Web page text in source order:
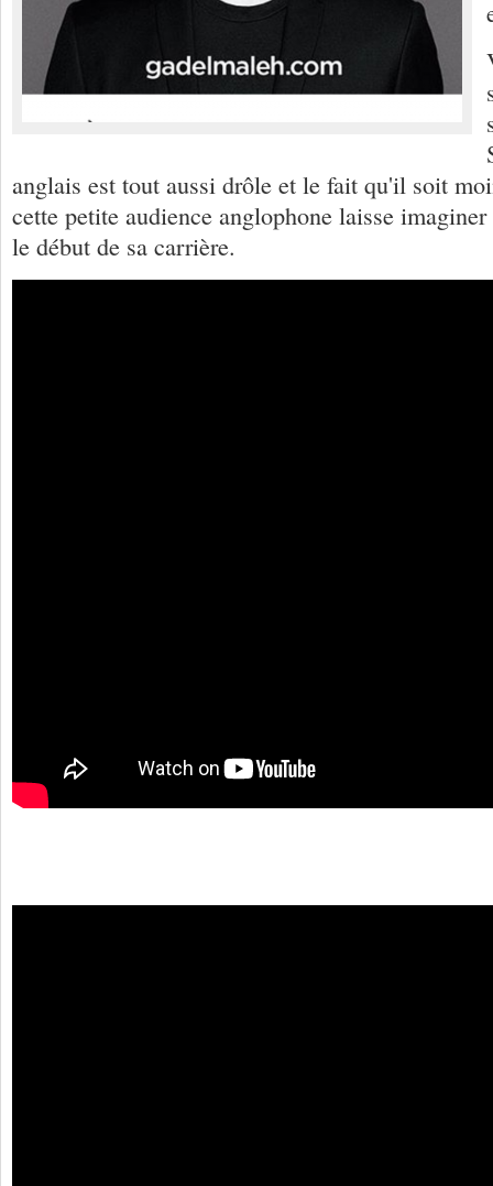
anglais est tout aussi drôle et le fait qu'il soit
cette petite audience anglophone laisse
le début de sa carrière.